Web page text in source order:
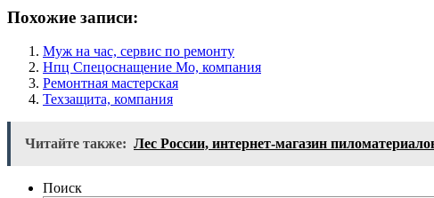
Похожие записи:
Муж на час, сервис по ремонту
Нпц Спецоснащение Мо, компания
Ремонтная мастерская
Техзащита, компания
Читайте также: Лес России, интернет-магазин
Поиск